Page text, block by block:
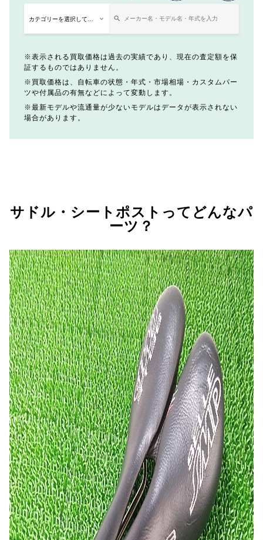
表示される買取価格は過去の実績であり、現在の査定額を保
証するものではありません。
買取価格は、自転車の状態・年式・市場相場・カスタムパー
ツや付属品の有無などによって変動します。
最新モデルや流通量が少ないモデルはデータが表示されない
場合があります。
サドル・シートポストってどんなパ
ーツ？